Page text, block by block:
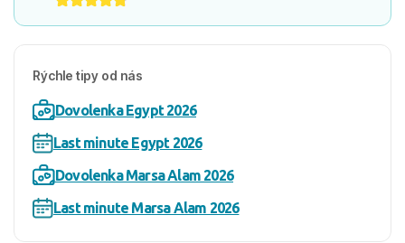
Rýchle tipy od nás
Dovolenka Egypt 2026
Last minute Egypt 2026
Dovolenka Marsa Alam 2026
Last minute Marsa Alam 2026